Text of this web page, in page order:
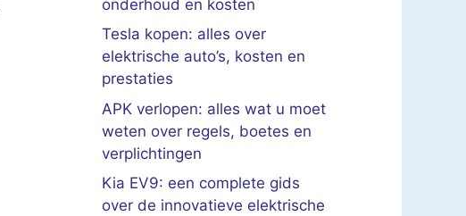
onderhoud en kosten
Tesla kopen: alles over
elektrische auto’s, kosten en
prestaties
APK verlopen: alles wat u moet
weten over regels, boetes en
verplichtingen
Kia EV9: een complete gids
over de innovatieve elektrische